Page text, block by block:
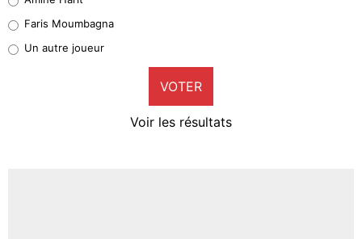
1%
9%
Faris Moumbagna
Un autre joueur
VOTER
Voir les résultats